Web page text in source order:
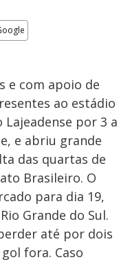
e com apoio de
ao estádio
Lajeadense por 3 a
e abriu grande
das quartas de
Brasileiro. O
para dia 19,
Grande do Sul.
até por dois
fora. Caso